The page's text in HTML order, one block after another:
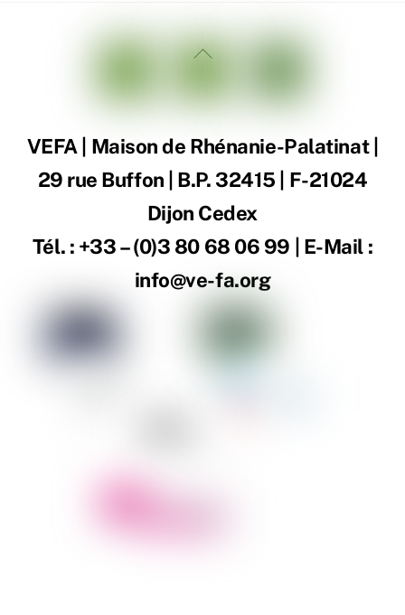
Back
Top
VEFA | Maison de Rhénanie-Palatinat |
29 rue Buffon | B.P. 32415 | F-21024
Dijon Cedex
Tél. : +33 – (0)3 80 68 06 99 | E-Mail :
info@ve-fa.org